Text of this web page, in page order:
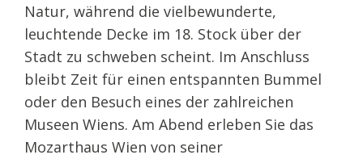
Natur, während die vielbewunderte,
leuchtende Decke im 18. Stock über der
Stadt zu schweben scheint. Im Anschluss
bleibt Zeit für einen entspannten Bummel
oder den Besuch eines der zahlreichen
Museen Wiens. Am Abend erleben Sie das
Mozarthaus Wien von seiner